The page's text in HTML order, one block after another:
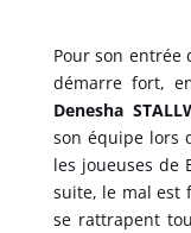
Pour son entrée
démarre fort,
Denesha
son équipe lors
les joueuses de
suite, le mal est
se rattrapent